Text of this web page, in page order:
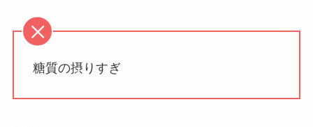
糖質の摂りすぎ